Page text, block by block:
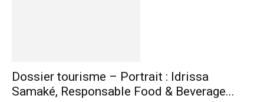
Dossier tourisme – Portrait : Idrissa
Samaké, Responsable Food & Beverage...